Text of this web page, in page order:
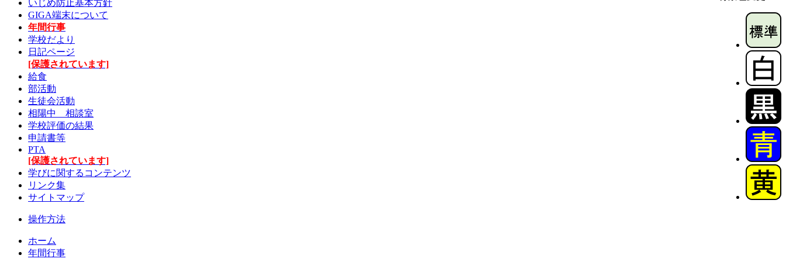
いじめ防止基本方針
GIGA端末について
年間行事
学校だより
日記ページ
[保護されています]
給食
部活動
生徒会活動
相陽中 相談室
学校評価の結果
申請書等
PTA
[保護されています]
学びに関するコンテンツ
リンク集
サイトマップ
操作方法
ホーム
年間行事